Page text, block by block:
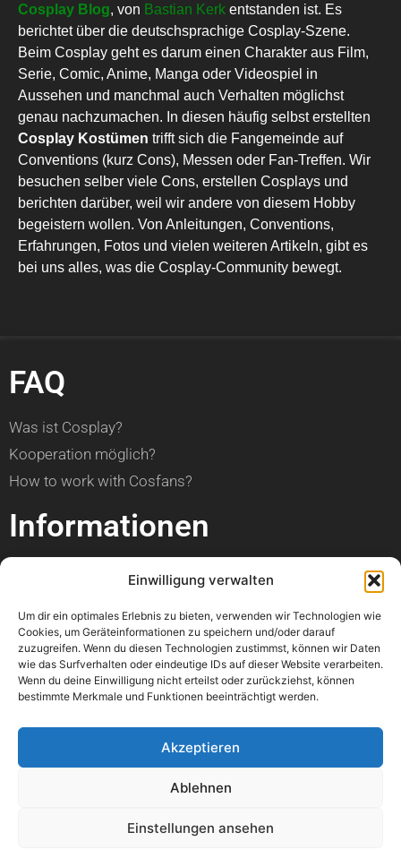
Einwilligung verwalten
Um dir ein optimales Erlebnis zu bieten, verwenden wir Technologien wie
Cookies, um Geräteinformationen zu speichern und/oder darauf
zuzugreifen. Wenn du diesen Technologien zustimmst, können wir Daten
wie das Surfverhalten oder eindeutige IDs auf dieser Website verarbeiten.
Wenn du deine Einwilligung nicht erteilst oder zurückziehst, können
bestimmte Merkmale und Funktionen beeinträchtigt werden.
Akzeptieren
Ablehnen
Einstellungen ansehen
Cosplay Blog, von Bastian Kerk entstanden ist. Es
berichtet über die deutschsprachige Cosplay-Szene.
Beim Cosplay geht es darum einen Charakter aus Film,
Serie, Comic, Anime, Manga oder Videospiel in
Aussehen und manchmal auch Verhalten möglichst
genau nachzumachen. In diesen häufig selbst erstellten
Cosplay Kostümen trifft sich die Fangemeinde auf
Conventions (kurz Cons), Messen oder Fan-Treffen. Wir
besuchen selber viele Cons, erstellen Cosplays und
berichten darüber, weil wir andere von diesem Hobby
begeistern wollen. Von Anleitungen, Conventions,
Erfahrungen, Fotos und vielen weiteren Artikeln, gibt es
bei uns alles, was die Cosplay-Community bewegt.
FAQ
Was ist Cosplay?
Kooperation möglich?
How to work with Cosfans?
Informationen
Datenschutzerklärung
Hilfe
Wann ist mein Foto online?
Kann ich meine Con bewerben?
Wo kann ich einen Fehler melden?
Könnt ihr bitte mein Foto löschen?